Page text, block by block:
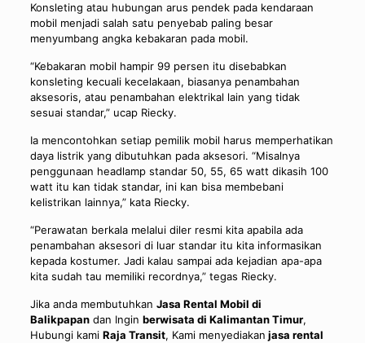
Konsleting atau hubungan arus pendek pada kendaraan
mobil menjadi salah satu penyebab paling besar
menyumbang angka kebakaran pada mobil.
“Kebakaran mobil hampir 99 persen itu disebabkan
konsleting kecuali kecelakaan, biasanya penambahan
aksesoris, atau penambahan elektrikal lain yang tidak
sesuai standar,” ucap Riecky.
Ia mencontohkan setiap pemilik mobil harus memperhatikan
daya listrik yang dibutuhkan pada aksesori. “Misalnya
penggunaan headlamp standar 50, 55, 65 watt dikasih 100
watt itu kan tidak standar, ini kan bisa membebani
kelistrikan lainnya,” kata Riecky.
“Perawatan berkala melalui diler resmi kita apabila ada
penambahan aksesori di luar standar itu kita informasikan
kepada kostumer. Jadi kalau sampai ada kejadian apa-apa
kita sudah tau memiliki recordnya,” tegas Riecky.
Jika anda membutuhkan Jasa Rental Mobil di
Balikpapandan Ingin berwisata di Kalimantan Timur,
Hubungi kami Raja Transit, Kami menyediakan jasa rental